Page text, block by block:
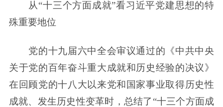
从“十三个方面成就”看习近平党建思想的特
殊重要地位
党的十九届六中全会审议通过的《中共中央
关于党的百年奋斗重大成就和历史经验的决议》
在回顾党的十八大以来党和国家事业取得历史性
成就、发生历史性变革时，总结了“十三个方面成